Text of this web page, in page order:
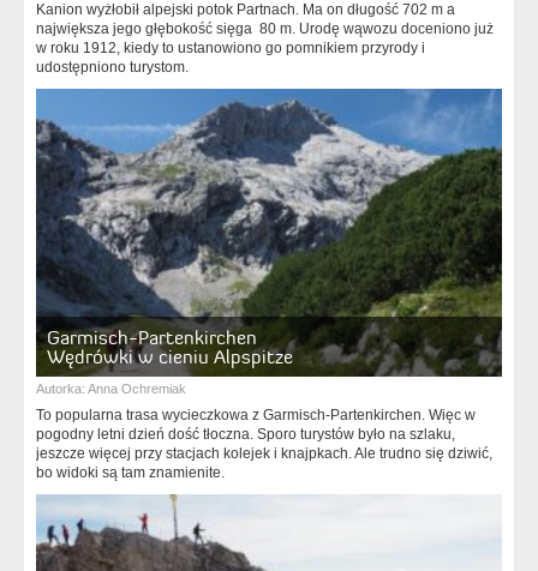
Kanion wyżłobił alpejski potok Partnach. Ma on długość 702 m a
największa jego głębokość sięga 80 m. Urodę wąwozu doceniono już
w roku 1912, kiedy to ustanowiono go pomnikiem przyrody i
udostępniono turystom.
Garmisch-Partenkirchen
Wędrówki w cieniu Alpspitze
Autorka: Anna Ochremiak
To popularna trasa wycieczkowa z Garmisch-Partenkirchen. Więc w
pogodny letni dzień dość tłoczna. Sporo turystów było na szlaku,
jeszcze więcej przy stacjach kolejek i knajpkach. Ale trudno się dziwić,
bo widoki są tam znamienite.